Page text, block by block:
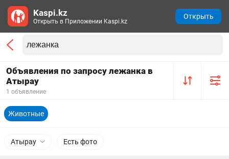
Объявления по запросу лежанка в
Атырау
1 объявление
Животные
Атырау Есть фото
Kaspi.kz
Открыть в Приложении Kaspi.kz
Открыть